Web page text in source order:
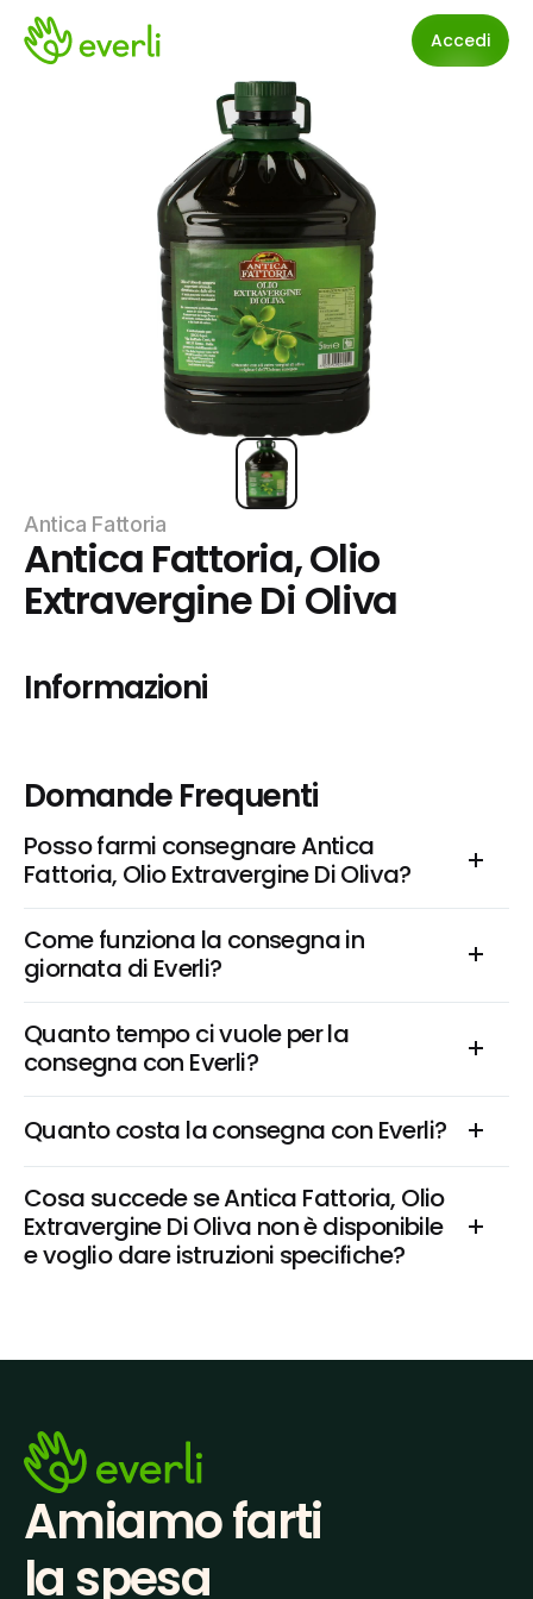
Accedi
Antica Fattoria
Antica Fattoria, Olio
Extravergine Di Oliva
Informazioni
Domande Frequenti
Posso farmi consegnare Antica
Fattoria, Olio Extravergine Di Oliva?
Come funziona la consegna in
giornata di Everli?
Quanto tempo ci vuole per la
consegna con Everli?
Quanto costa la consegna con Everli?
Cosa succede se Antica Fattoria, Olio
Extravergine Di Oliva non è disponibile
e voglio dare istruzioni specifiche?
Amiamo farti
la spesa